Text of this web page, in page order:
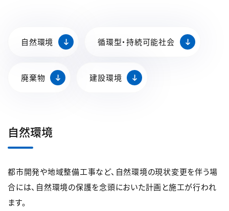
自然環境 循環型・持続可能社会
廃棄物 建設環境
自然環境
都市開発や地域整備工事など、自然環境の現状変更を伴う場
合には、自然環境の保護を念頭においた計画と施工が行われ
ます。